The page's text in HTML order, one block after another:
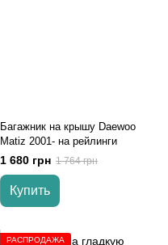
Багажник на крышу Daewoo
Matiz 2001- на рейлинги
1 680 грн 1 764 грн
Купить
РАСПРОДАЖА